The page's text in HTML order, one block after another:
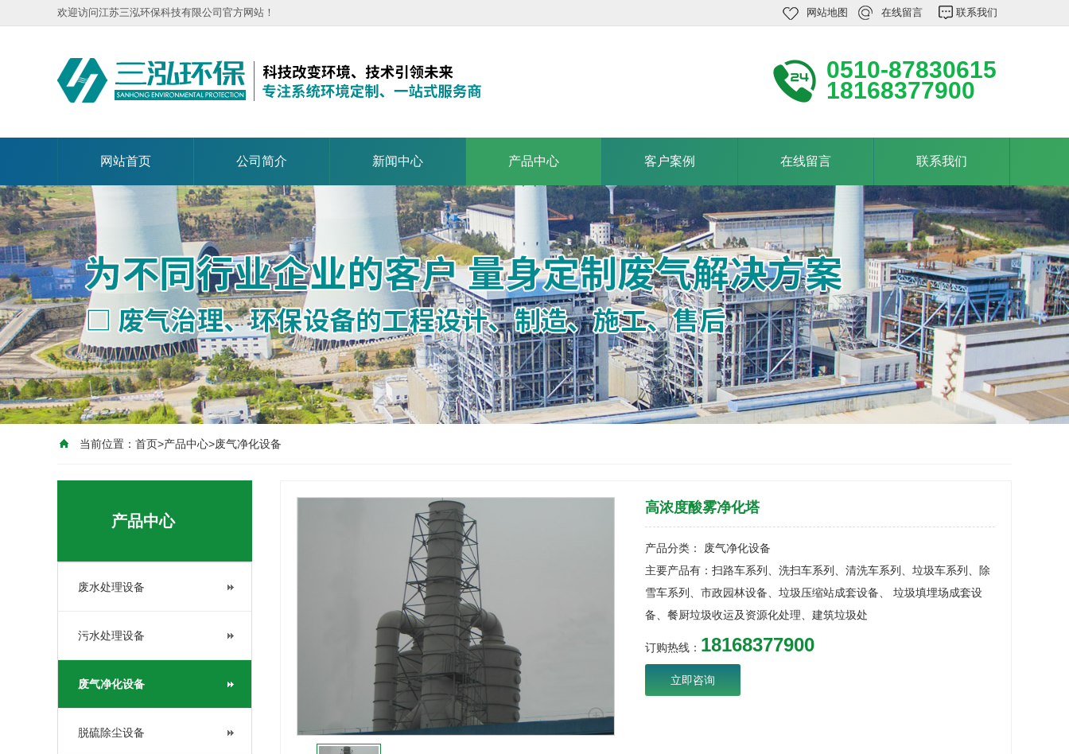
欢迎访问江苏三泓环保科技有限公司官方网站！ 网站地图 在线留言 联系我们
0510-87830615
18168377900
网站首页 公司简介 新闻中心 产品中心 客户案例 在线留言 联系我们
当前位置： 首页>产品中心>废气净化设备
产品中心
废水处理设备
污水处理设备
废气净化设备
脱硫除尘设备
高浓度酸雾净化塔
产品分类： 废气净化设备
主要产品有：扫路车系列、洗扫车系列、清洗车系列、垃圾车系列、除
雪车系列、市政园林设备、垃圾压缩站成套设备、 垃圾填埋场成套设
备、餐厨垃圾收运及资源化处理、建筑垃圾处
订购热线： 18168377900
立即咨询